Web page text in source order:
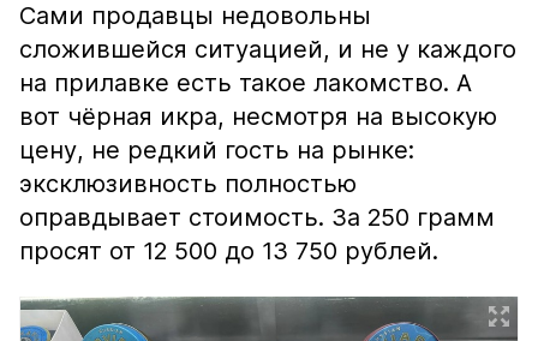
Сами продавцы недовольны
сложившейся ситуацией, и не у каждого
на прилавке есть такое лакомство. А
вот чёрная икра, несмотря на высокую
цену, не редкий гость на рынке:
эксклюзивность полностью
оправдывает стоимость. За 250 грамм
просят от 12 500 до 13 750 рублей.